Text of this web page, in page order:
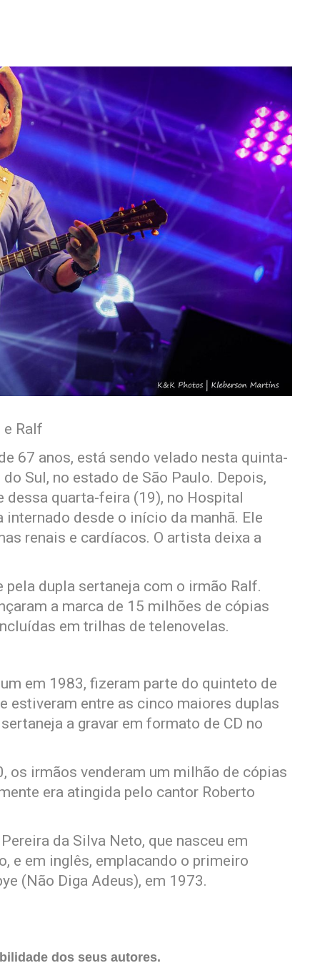
Ralf
67 anos, está sendo velado nesta quinta-
Sul, no estado de São Paulo. Depois,
dessa quarta-feira (19), no Hospital
internado desde o início da manhã. Ele
renais e cardíacos. O artista deixa a
dupla sertaneja com o irmão Ralf.
a marca de 15 milhões de cópias
em trilhas de telenovelas.
em 1983, fizeram parte do quinteto de
estiveram entre as cinco maiores duplas
a gravar em formato de CD no
os irmãos venderam um milhão de cópias
era atingida pelo cantor Roberto
da Silva Neto, que nasceu em
e em inglês, emplacando o primeiro
(Não Diga Adeus), em 1973.
dos seus autores.